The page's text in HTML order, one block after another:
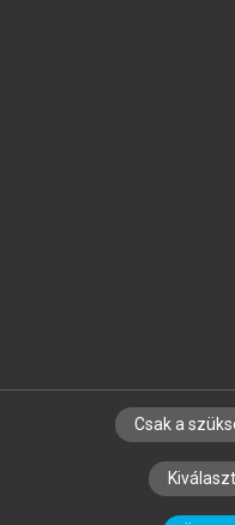
SZERZŐKNEK
SZERKESZTÉSI
Csak a